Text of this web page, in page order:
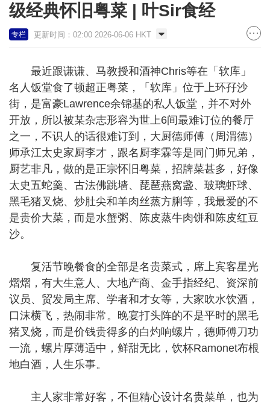
级经典怀旧粤菜 | 叶Sir食经
专栏 更新时间：02:00 2026-06-06 HKT
最近跟谦谦、马教授和酒神Chris等在「软库」
名人饭堂食了顿超正粤菜，「软库」位于上环孖沙
街，是富豪Lawrence余锦基的私人饭堂，并不对外
开放，所以被某杂志形容为世上6间最难订位的餐厅
之一，不识人的话很难订到，大厨德师傅（周渭德）
师承江太史家厨李才，跟名厨李霖等是同门师兄弟，
厨艺非凡，做的是正宗怀旧粤菜，招牌菜甚多，好像
太史五蛇羹、古法佛跳墙、琵琶燕窝盏、玻璃虾球、
黑毛猪叉烧、炒肚尖和羊肉丝蒸方脷等，我最爱的不
是贵价大菜，而是水蟹粥、陈皮蒸牛肉饼和陈皮红豆
沙。
复活节晚餐食的全部是名贵菜式，席上宾客星光
熠熠，有大生意人、大地产商、金手指经纪、资深前
议员、贸发局主席、学者和才女等，大家吹水饮酒，
口沫横飞，热闹非常。晚宴打头阵的不是平时的黑毛
猪叉烧，而是价钱贵得多的白灼响螺片，德师傅刀功
一流，螺片厚薄适中，鲜甜无比，饮杯Ramonet布根
地白酒，人生乐事。
主人家非常好客，不但精心设计名贵菜单，也为